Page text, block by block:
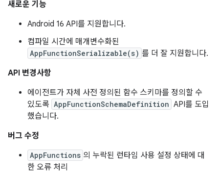
새로운 기능
Android 16 API를 지원합니다.
컴파일 시간에 매개변수화된
AppFunctionSerializable(s) 를 더 잘 지원합니다.
API 변경사항
에이전트가 자체 사전 정의된 함수 스키마를 정의할 수
있도록 AppFunctionSchemaDefinition API를 도입
했습니다.
버그 수정
AppFunctions 의 누락된 런타임 사용 설정 상태에 대
한 오류 처리